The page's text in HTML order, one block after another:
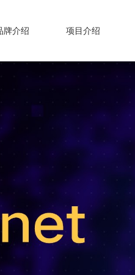
牌介绍 项目介绍